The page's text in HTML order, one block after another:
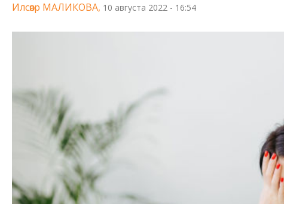
Илсөяр МАЛИКОВА, 10 августа 2022 - 16:54